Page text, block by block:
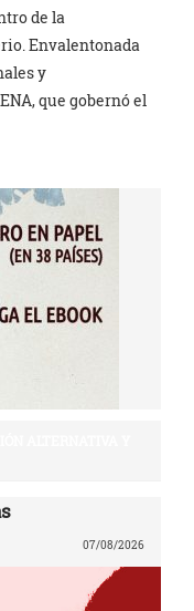
de la
Envalentonada
y
que gobernó el
07/08/2026